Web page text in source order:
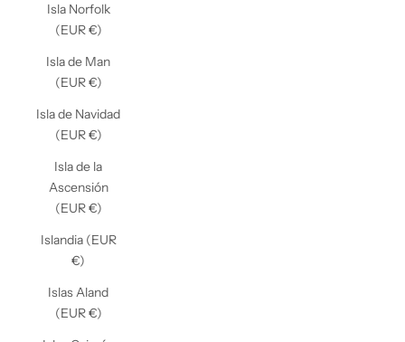
Isla Norfolk
(EUR €)
Isla de Man
(EUR €)
Isla de Navidad
(EUR €)
Isla de la
Ascensión
(EUR €)
Islandia (EUR
€)
Islas Aland
(EUR €)